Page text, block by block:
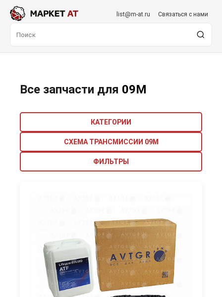
list@m-at.ru Связаться с нами
Все запчасти для 09M
КАТЕГОРИИ
СХЕМА ТРАНСМИССИИ 09M
ФИЛЬТРЫ